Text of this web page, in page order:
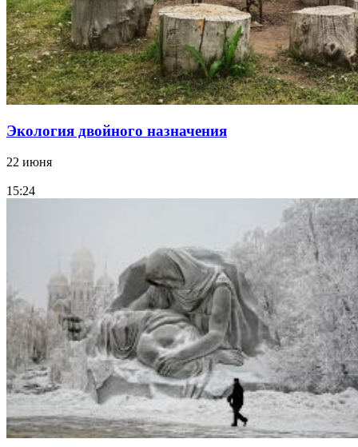
Экология двойного назначения
22 июня
15:24